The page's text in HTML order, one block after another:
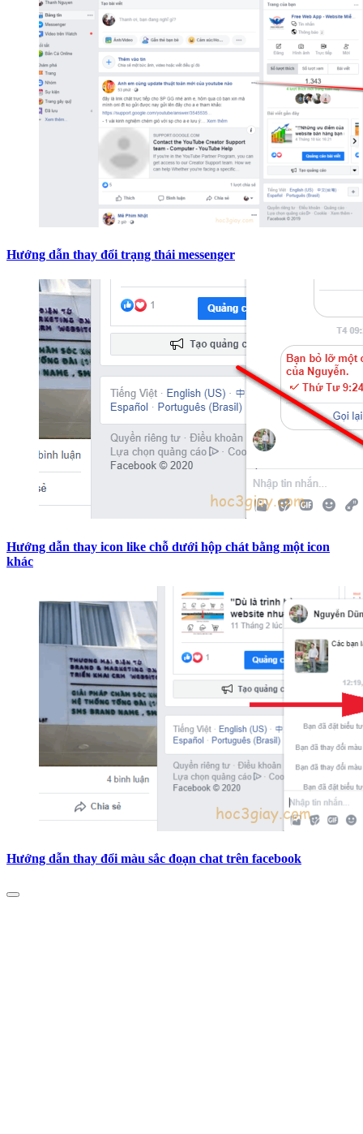
Hướng dẫn thay đổi trạng thái messenger
Hướng dẫn thay icon like chỗ dưới hộp chát bằng một icon
khác
Hướng dẫn thay đổi màu sắc đoạn chat trên facebook